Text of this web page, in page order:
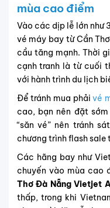
mùa cao điểm
Vào các dịp lễ lớn như
vé máy bay từ Cần
cầu tăng mạnh. Thời
cạnh tranh là từ cuối
với hành trình du lịch
Để tránh mua phảivé
cao, bạn nên đặt
“săn vé” nên tránh
chương trình flash sale
Các hãng bay như
chuyến vào mùa cao
Thơ Đà Nẵng Vietjet
thấp, trong khi